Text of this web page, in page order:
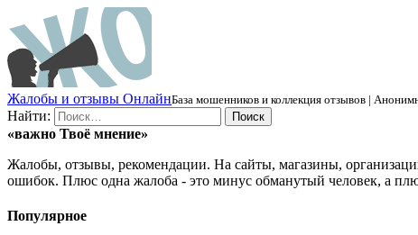
Жалобы и отзывы ОнлайнБаза мошенников и коллекция отзывов |
Найти:
«важно Твоё мнение»
Жалобы, отзывы, рекомендации. На сайты, магазины,
ошибок. Плюс одна жалоба - это минус обманутый человек, а
Популярное